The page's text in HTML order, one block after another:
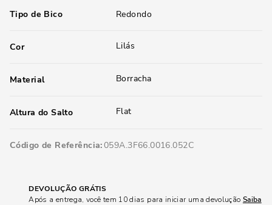
Tipo de Bico Redondo
Cor Lilás
Material Borracha
Altura do Salto Flat
Código de Referência 059A.3F66.0016.052C
DEVOLUÇÃO GRÁTIS
Após a entrega, você tem 10 dias para iniciar uma devolução Saiba